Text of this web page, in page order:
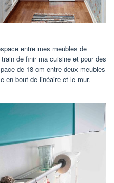
entre mes meubles de
de finir ma cuisine et pour des
de 18 cm entre deux meubles
en bout de linéaire et le mur.